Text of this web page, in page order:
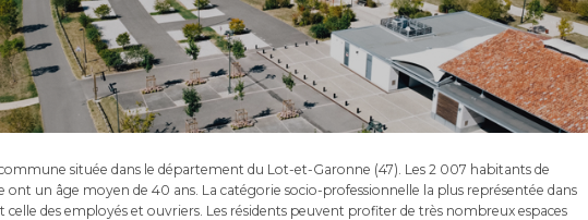
située dans le département du Lot-et-Garonne (47). Les 2 007 habitants de
un âge moyen de 40 ans. La catégorie socio-professionnelle la plus représentée dans
celle des employés et ouvriers. Les résidents peuvent profiter de très nombreux espaces